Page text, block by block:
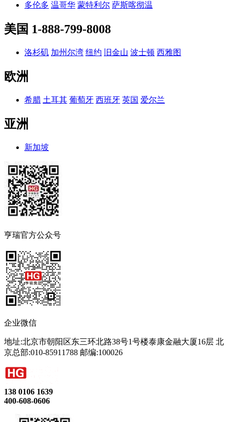
多伦多 温哥华 蒙特利尔 萨斯喀彻温
美国 1-888-799-8008
洛杉矶 加州尔湾 纽约 旧金山 波士顿 西雅图
欧洲
希腊 土耳其 葡萄牙 西班牙 英国 爱尔兰
亚洲
新加坡
亨瑞官方公众号
企业微信
地址:北京市朝阳区东三环北路38号1号楼泰康金融大厦16层 北
京总部:010-85911788 邮编:100026
138 0106 1639
400-608-0606